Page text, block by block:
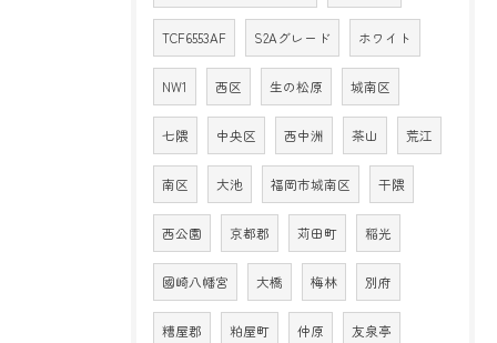
TCF6553AF S2Aグレード ホワイト
NW1 西区 生の松原 城南区
七隈 中央区 西中洲 茶山 荒江
南区 大池 福岡市城南区 干隈
西公園 京都郡 苅田町 稲光
國崎八幡宮 大橋 梅林 別府
糟屋郡 粕屋町 仲原 友泉亭